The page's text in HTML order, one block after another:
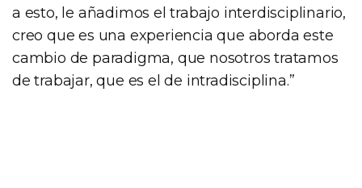
a esto, le añadimos el trabajo interdisciplinario,
creo que es una experiencia que aborda este
cambio de paradigma, que nosotros tratamos
de trabajar, que es el de intradisciplina.”